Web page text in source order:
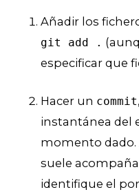
Añadir los
git add .
especificar que
Hacer un commit
instantánea del
momento dado.
suele
identifique el